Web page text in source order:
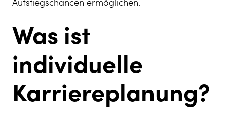
Was ist
individuelle
Karriereplanung?